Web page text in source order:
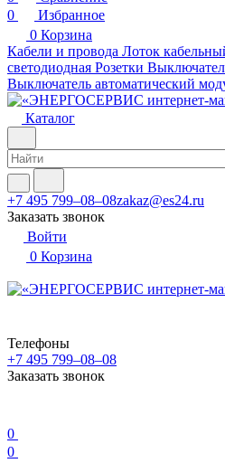
0
Избранное
0 Корзина
Кабели и провода Лоток
светодиодная Розетки
Выключатель автоматический
Каталог
+7 495 799–08–08zakaz@es24.ru
Заказать звонок
Войти
0 Корзина
Телефоны
+7 495 799–08–08
Заказать звонок
0
0